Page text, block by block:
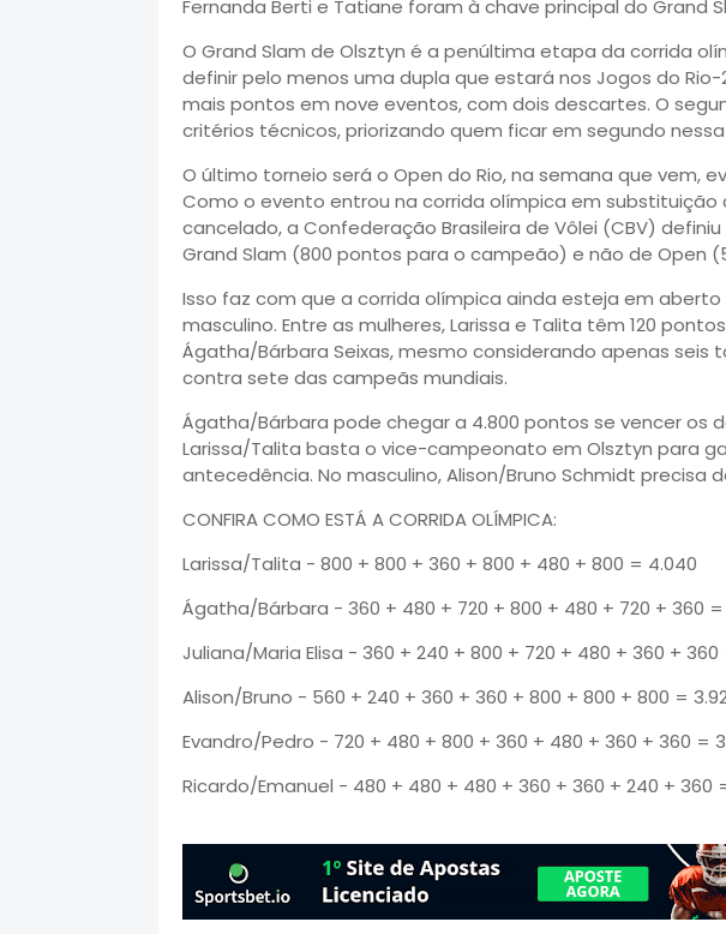
Fernanda Berti e Tatiane foram à chave principal do Grand
O Grand Slam de Olsztyn é a penúltima etapa da corrida
definir pelo menos uma dupla que estará nos Jogos do
mais pontos em nove eventos, com dois descartes. O
critérios técnicos, priorizando quem ficar em segundo
O último torneio será o Open do Rio, na semana que vem,
Como o evento entrou na corrida olímpica em substituição
cancelado, a Confederação Brasileira de Vôlei (CBV)
Grand Slam (800 pontos para o campeão) e não de Open
Isso faz com que a corrida olímpica ainda esteja em
masculino. Entre as mulheres, Larissa e Talita têm 120
Ágatha/Bárbara Seixas, mesmo considerando apenas seis
contra sete das campeãs mundiais.
Ágatha/Bárbara pode chegar a 4.800 pontos se vencer os
Larissa/Talita basta o vice-campeonato em Olsztyn para
antecedência. No masculino, Alison/Bruno Schmidt precisa
CONFIRA COMO ESTÁ A CORRIDA OLÍMPICA:
Larissa/Talita - 800 + 800 + 360 + 800 + 480 + 800 = 4.040
Ágatha/Bárbara - 360 + 480 + 720 + 800 + 480 + 720 + 360 =
Juliana/Maria Elisa - 360 + 240 + 800 + 720 + 480 + 360 + 360
Alison/Bruno - 560 + 240 + 360 + 360 + 800 + 800 + 800 =
Evandro/Pedro - 720 + 480 + 800 + 360 + 480 + 360 + 360 =
Ricardo/Emanuel - 480 + 480 + 480 + 360 + 360 + 240 + 360